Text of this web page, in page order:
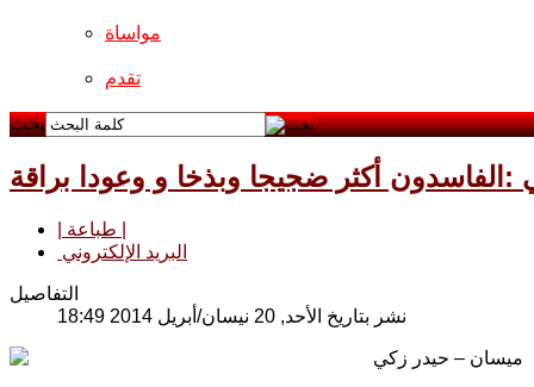
مواساة
تقدم
بحث
:الفاسدون أكثر ضجيجا وبذخا و وعودا براقة
البريد الإلكتروني
التفاصيل
نشر بتاريخ الأحد, 20 نيسان/أبريل 2014 18:49
ميسان – حيدر زكي